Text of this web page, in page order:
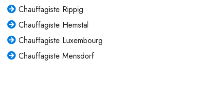
Chauffagiste Rippig
Chauffagiste Hemstal
Chauffagiste Luxembourg
Chauffagiste Mensdorf